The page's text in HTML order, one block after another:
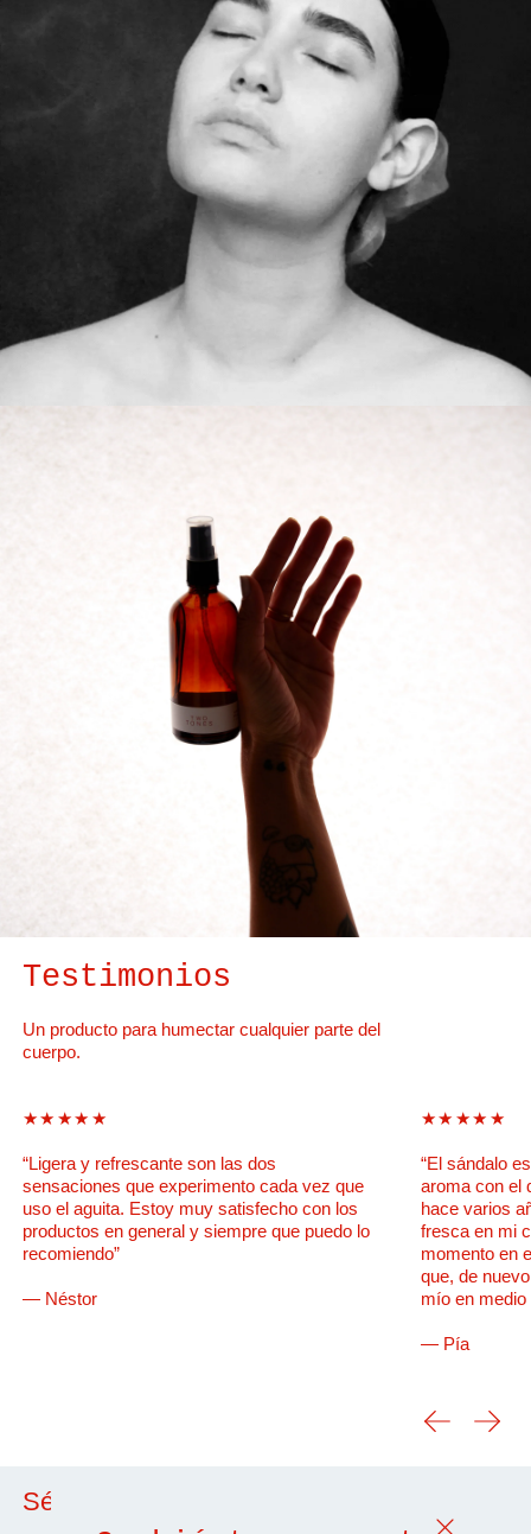
Testimonios
Un producto para humectar cualquier parte del
cuerpo.
★★★★★
“Ligera y refrescante son las dos
sensaciones que experimento cada vez que
uso el aguita. Estoy muy satisfecho con los
productos en general y siempre que puedo lo
recomiendo”
— Néstor
★★★★★
“El sándalo
aroma con el
hace varios
fresca en mi
momento en
que, de
mío en medio
— Pía
Diapositiva
Sé parte de nuestro universo
Cerrar (esc)